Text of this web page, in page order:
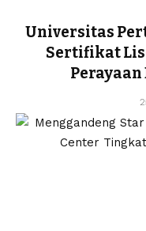
Universitas
Sertifikat